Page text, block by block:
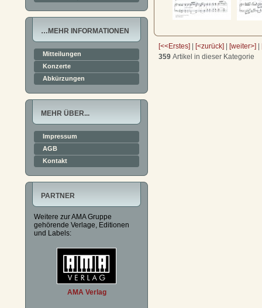
…MEHR INFORMATIONEN
Mitteilungen
Konzerte
Abkürzungen
MEHR ÜBER...
Impressum
AGB
Kontakt
PARTNER
Weitere zur AMA Gruppe
gehörende Verlage, Editionen
und Labels:
AMA Verlag
[<<Erstes] [<zurück] [weiter>]
359 Artikel in dieser Kategorie